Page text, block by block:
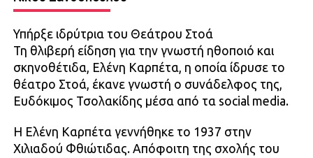
Υπήρξε ιδρύτρια του Θεάτρου Στοά
Τη θλιβερή είδηση για την γνωστή ηθοποιό και
σκηνοθέτιδα, Ελένη Καρπέτα, η οποία ίδρυσε το
θέατρο Στοά, έκανε γνωστή ο συνάδελφος της,
Ευδόκιμος Τσολακίδης μέσα από τα social media.
Η Ελένη Καρπέτα γεννήθηκε το 1937 στην
Χιλιαδού Φθιώτιδας. Απόφοιτη της σχολής του